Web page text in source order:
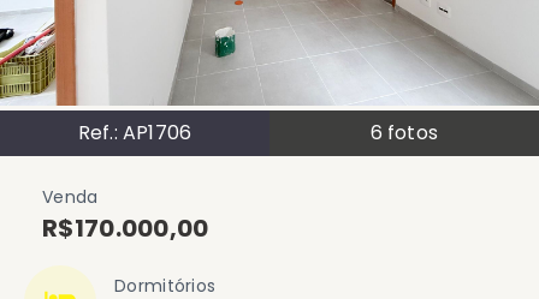
Ref.: AP1706 6 fotos
Venda
R$170.000,00
Dormitórios